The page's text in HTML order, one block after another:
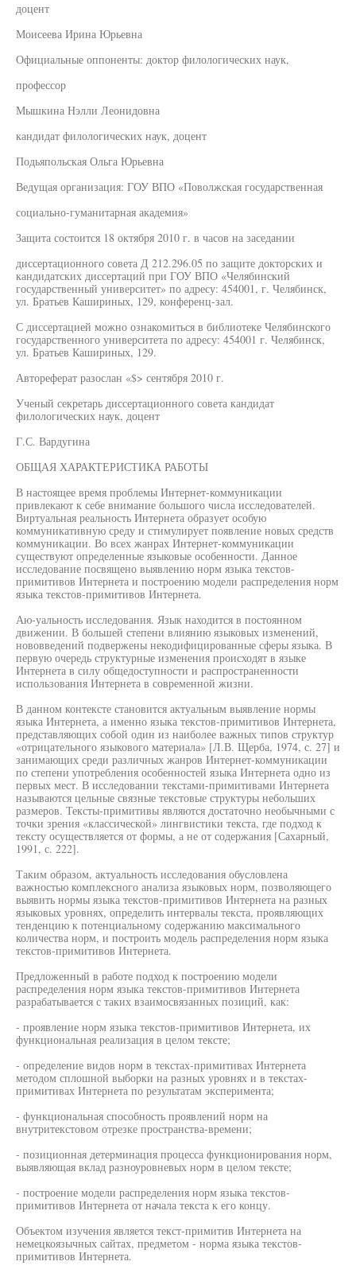
доцент
Моисеева Ирина Юрьевна
Официальные оппоненты: доктор филологических наук,
профессор
Мышкина Нэлли Леонидовна
кандидат филологических наук, доцент
Подьяпольская Ольга Юрьевна
Ведущая организация: ГОУ ВПО «Поволжская государственная
социально-гуманитарная академия»
Защита состоится 18 октября 2010 г. в часов на заседании
диссертационного совета Д 212.296.05 по защите докторских и
кандидатских диссертаций при ГОУ ВПО «Челябинский
государственный университет» по адресу: 454001, г. Челябинск,
ул. Братьев Кашириных, 129, конференц-зал.
С диссертацией можно ознакомиться в библиотеке Челябинского
государственного университета по адресу: 454001 г. Челябинск,
ул. Братьев Кашириных, 129.
Автореферат разослан «$> сентября 2010 г.
Ученый секретарь диссертационного совета кандидат
филологических наук, доцент
Г.С. Вардугина
ОБЩАЯ ХАРАКТЕРИСТИКА РАБОТЫ
В настоящее время проблемы Интернет-коммуникации
привлекают к себе внимание большого числа исследователей.
Виртуальная реальность Интернета образует особую
коммуникативную среду и стимулирует появление новых средств
коммуникации. Во всех жанрах Интернет-коммуникации
существуют определенные языковые особенности. Данное
исследование посвящено выявлению норм языка текстов-
примитивов Интернета и построению модели распределения норм
языка текстов-примитивов Интернета.
Аю-уальность исследования. Язык находится в постоянном
движении. В большей степени влиянию языковых изменений,
нововведений подвержены некодифицированные сферы языка. В
первую очередь структурные изменения происходят в языке
Интернета в силу общедоступности и распространенности
использования Интернета в современной жизни.
В данном контексте становится актуальным выявление нормы
языка Интернета, а именно языка текстов-примитивов Интернета,
представляющих собой один из наиболее важных типов структур
«отрицательного языкового материала» [Л.В. Щерба, 1974, с. 27] и
занимающих среди различных жанров Интернет-коммуникации
по степени употребления особенностей языка Интернета одно из
первых мест. В исследовании текстами-примитивами Интернета
называются цельные связные текстовые структуры небольших
размеров. Тексты-примитивы являются достаточно необычными с
точки зрения «классической» лингвистики текста, где подход к
тексту осуществляется от формы, а не от содержания [Сахарный,
1991, с. 222].
Таким образом, актуальность исследования обусловлена
важностью комплексного анализа языковых норм, позволяющего
выявить нормы языка текстов-примитивов Интернета на разных
языковых уровнях, определить интервалы текста, проявляющих
тенденцию к потенциальному содержанию максимального
количества норм, и построить модель распределения норм языка
текстов-примитивов Интернета.
Предложенный в работе подход к построению модели
распределения норм языка текстов-примитивов Интернета
разрабатывается с таких взаимосвязанных позиций, как:
- проявление норм языка текстов-примитивов Интернета, их
функциональная реализация в целом тексте;
- определение видов норм в текстах-примитивах Интернета
методом сплошной выборки на разных уровнях и в текстах-
примитивах Интернета по результатам эксперимента;
- функциональная способность проявлений норм на
внутритекстовом отрезке пространства-времени;
- позиционная детерминация процесса функционирования норм,
выявляющая вклад разноуровневых норм в целом тексте;
- построение модели распределения норм языка текстов-
примитивов Интернета от начала текста к его концу.
Объектом изучения является текст-примитив Интернета на
немецкоязычных сайтах, предметом - норма языка текстов-
примитивов Интернета.